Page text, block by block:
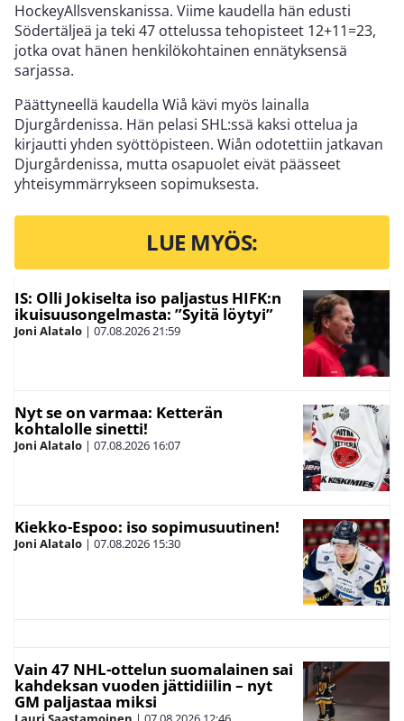
HockeyAllsvenskanissa. Viime kaudella hän edusti
Södertäljeä ja teki 47 ottelussa tehopisteet 12+11=23,
jotka ovat hänen henkilökohtainen ennätyksensä
sarjassa.
Päättyneellä kaudella Wiå kävi myös lainalla
Djurgårdenissa. Hän pelasi SHL:ssä kaksi ottelua ja
kirjautti yhden syöttöpisteen. Wiån odotettiin jatkavan
Djurgårdenissa, mutta osapuolet eivät päässeet
yhteisymmärrykseen sopimuksesta.
LUE MYÖS:
IS: Olli Jokiselta iso paljastus HIFK:n
ikuisuusongelmasta: ”Syitä löytyi”
Joni Alatalo | 07.08.202621:59
Nyt se on varmaa: Ketterän
kohtalolle sinetti!
Joni Alatalo | 07.08.2026 16:07
Kiekko-Espoo: iso sopimusuutinen!
Joni Alatalo | 07.08.2026 15:30
Vain 47 NHL-ottelun suomalainen sai
kahdeksan vuoden jättidiilin – nyt
GM paljastaa miksi